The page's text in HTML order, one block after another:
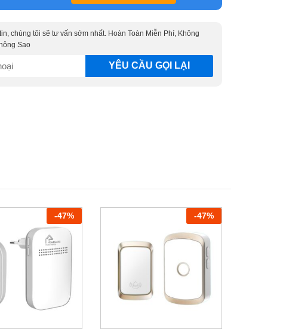
chúng tôi sẽ tư vấn sớm nhất. Hoàn Toàn Miễn Phí, Không
Sao
-47% -47%